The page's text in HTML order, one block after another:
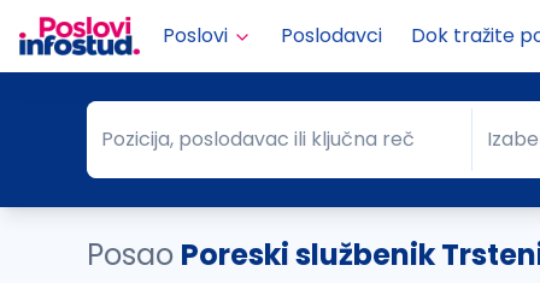
Poslovi Poslodavci Dok tražite
Pozicija, poslodavac ili ključna reč
Pozicija, poslodavac ili ključna reč Grad
Posao Poreski službenik